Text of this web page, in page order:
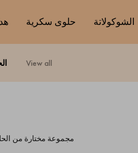
الشوكولاتة حلوى سكرية
view all
مجموعة مختارة من